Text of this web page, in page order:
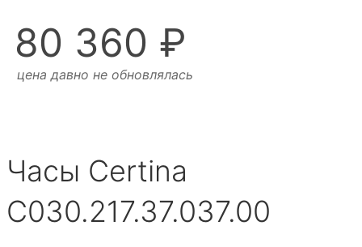
80 360 ₽
цена давно не обновлялась
Часы Certina
C030.217.37.037.00